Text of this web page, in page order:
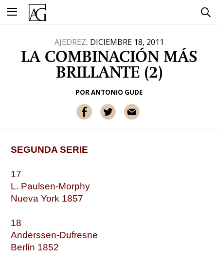
contenido
AJEDREZ, DICIEMBRE 18, 2011
LA COMBINACIÓN MÁS
BRILLANTE (2)
PORANTONIO GUDE
SEGUNDA SERIE
17
L. Paulsen-Morphy
Nueva York 1857
18
Anderssen-Dufresne
Berlín 1852